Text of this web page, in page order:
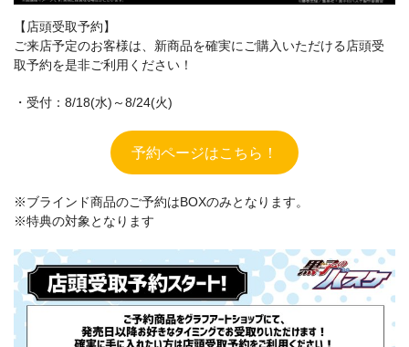
【店頭受取予約】
ご来店予定のお客様は、新商品を確実にご購入いただける店頭受
取予約を是非ご利用ください！
・受付：8/18(水)～8/24(火)
予約ページはこちら！
※ブラインド商品のご予約はBOXのみとなります。
※特典の対象となります